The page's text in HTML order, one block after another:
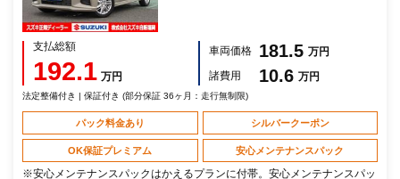
支払総額
192.1 万円
車両価格 181.5 万円
諸費用
10.6 万円
法定整備付き | 保証付き (部分保証 36ヶ月：走行無制限)
パック料金あり シルバークーポン
OK保証プレミアム 安心メンテナンスパック
※安心メンテナンスパックはかえるプランに付帯。安心メンテナンスパッ